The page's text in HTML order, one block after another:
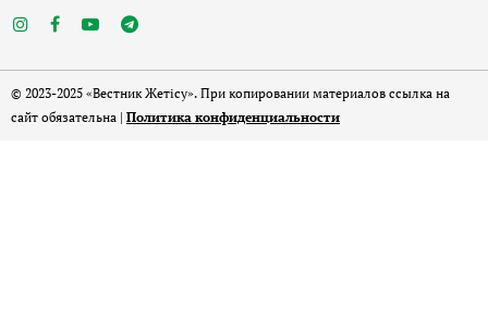
© 2023-2025 «Вестник Жетісу». При копировании материалов ссылка на
сайт обязательна | Политика конфиденциальности